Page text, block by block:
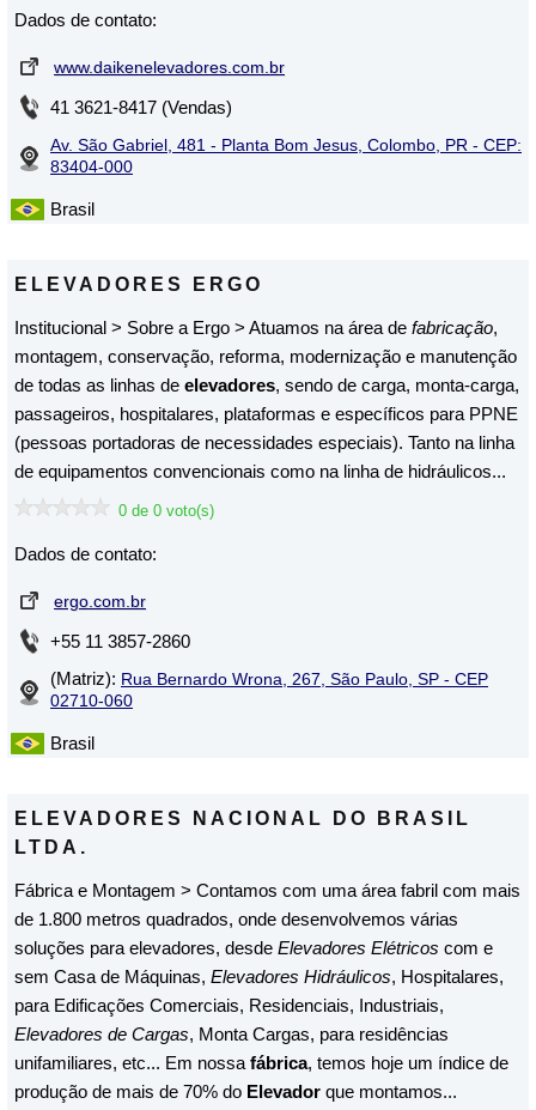
Dados de contato:
www.daikenelevadores.com.br
41 3621-8417 (Vendas)
Av. São Gabriel, 481 - Planta Bom Jesus, Colombo, PR - CEP:
83404-000
Brasil
ELEVADORES ERGO
Institucional > Sobre a Ergo > Atuamos na área de fabricação,
montagem, conservação, reforma, modernização e manutenção
de todas as linhas de elevadores, sendo de carga, monta-carga,
passageiros, hospitalares, plataformas e específicos para PPNE
(pessoas portadoras de necessidades especiais). Tanto na linha
de equipamentos convencionais como na linha de hidráulicos...
0 de 0 voto(s)
Dados de contato:
ergo.com.br
+55 11 3857-2860
(Matriz): Rua Bernardo Wrona, 267, São Paulo, SP - CEP
02710-060
Brasil
ELEVADORES NACIONAL DO BRASIL
LTDA.
Fábrica e Montagem > Contamos com uma área fabril com mais
de 1.800 metros quadrados, onde desenvolvemos várias
soluções para elevadores, desde Elevadores Elétricos com e
sem Casa de Máquinas, Elevadores Hidráulicos, Hospitalares,
para Edificações Comerciais, Residenciais, Industriais,
Elevadores de Cargas, Monta Cargas, para residências
unifamiliares, etc... Em nossa fábrica, temos hoje um índice de
produção de mais de 70% do Elevador que montamos...